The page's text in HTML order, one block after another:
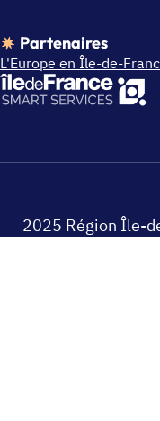
Partenaires
L'Europe en Île-de-
2025 Région Île-